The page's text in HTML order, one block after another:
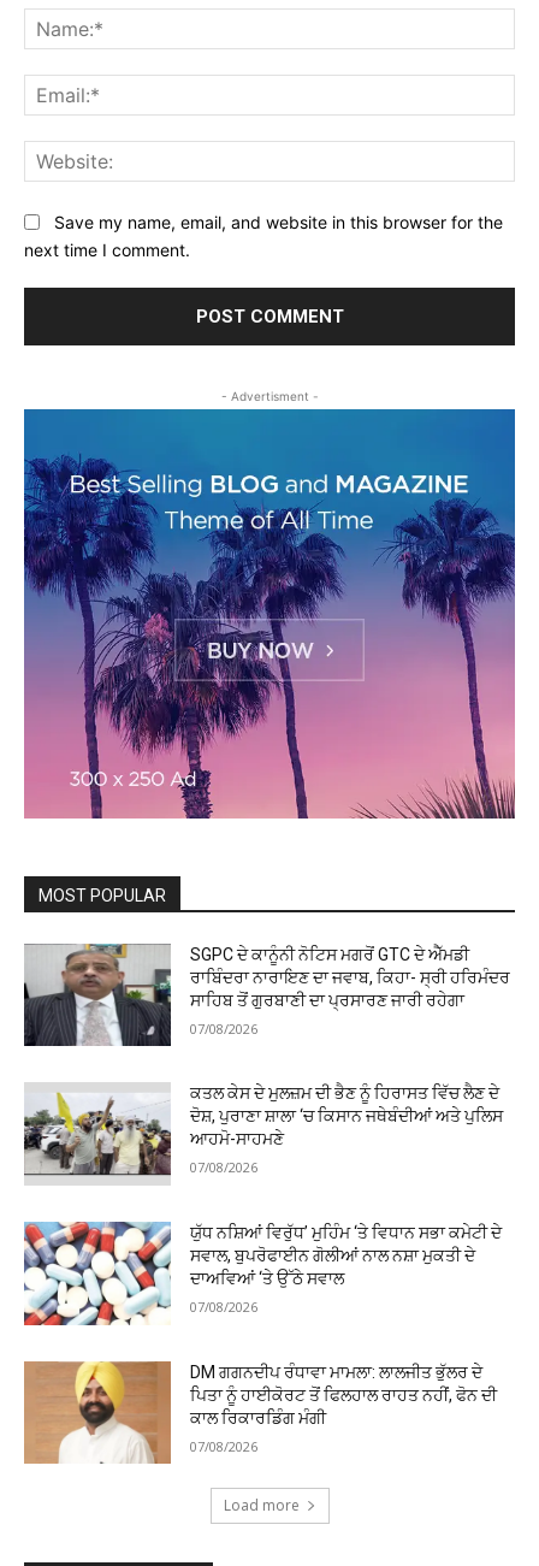
Save my name, email, and website in this browser for the
next time I comment.
- Advertisment -
MOST POPULAR
SGPC ਦੇ ਕਾਨੂੰਨੀ ਨੋਟਿਸ ਮਗਰੋਂ GTC ਦੇ ਐੱਮਡੀ
ਰਾਬਿੰਦਰਾ ਨਾਰਾਇਣ ਦਾ ਜਵਾਬ, ਕਿਹਾ- ਸ੍ਰੀ ਹਰਿਮੰਦਰ
ਸਾਹਿਬ ਤੋਂ ਗੁਰਬਾਣੀ ਦਾ ਪ੍ਰਸਾਰਣ ਜਾਰੀ ਰਹੇਗਾ
07/08/2026
ਕਤਲ ਕੇਸ ਦੇ ਮੁਲਜ਼ਮ ਦੀ ਭੈਣ ਨੂੰ ਹਿਰਾਸਤ ਵਿੱਚ ਲੈਣ ਦੇ
ਦੋਸ਼, ਪੁਰਾਣਾ ਸ਼ਾਲਾ ‘ਚ ਕਿਸਾਨ ਜਥੇਬੰਦੀਆਂ ਅਤੇ ਪੁਲਿਸ
ਆਹਮੋ-ਸਾਹਮਣੇ
07/08/2026
ਯੁੱਧ ਨਸ਼ਿਆਂ ਵਿਰੁੱਧ’ ਮੁਹਿੰਮ ‘ਤੇ ਵਿਧਾਨ ਸਭਾ ਕਮੇਟੀ ਦੇ
ਸਵਾਲ, ਬੁਪਰੋਫਾਈਨ ਗੋਲੀਆਂ ਨਾਲ ਨਸ਼ਾ ਮੁਕਤੀ ਦੇ
ਦਾਅਵਿਆਂ ‘ਤੇ ਉੱਠੇ ਸਵਾਲ
07/08/2026
DM ਗਗਨਦੀਪ ਰੰਧਾਵਾ ਮਾਮਲਾ: ਲਾਲਜੀਤ ਭੁੱਲਰ ਦੇ
ਪਿਤਾ ਨੂੰ ਹਾਈਕੋਰਟ ਤੋਂ ਫਿਲਹਾਲ ਰਾਹਤ ਨਹੀਂ, ਫੋਨ ਦੀ
ਕਾਲ ਰਿਕਾਰਡਿੰਗ ਮੰਗੀ
07/08/2026
Load more